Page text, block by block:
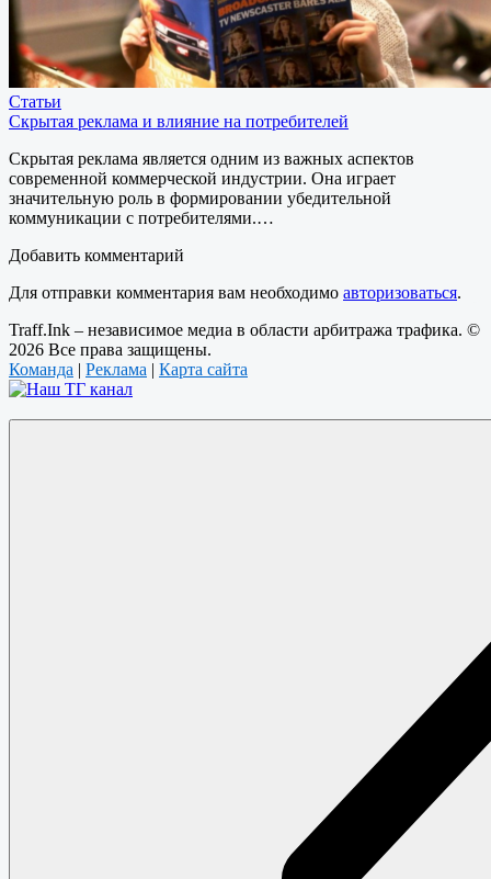
Статьи
Скрытая реклама и влияние на потребителей
Скрытая реклама является одним из важных аспектов
современной коммерческой индустрии. Она играет
значительную роль в формировании убедительной
коммуникации с потребителями.…
Добавить комментарий
Для отправки комментария вам необходимо авторизоваться.
Traff.Ink – независимое медиа в области арбитража трафика. ©
2026 Все права защищены.
Команда | Реклама | Карта сайта